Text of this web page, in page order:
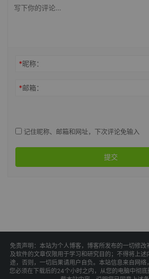
*昵称：
*邮箱：
记住昵称、邮箱和网址，下次评论免输入
提交
免责声明：本站为个人博客，博客所发布的一切修改
及软件的文章仅限用于学习和研究目的；不得将上述
途，否则，一切后果请用户自负。本站信息来自网络
您必须在下载后的24个小时之内，从您的电脑中彻